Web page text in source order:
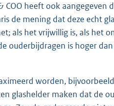
heeft ook aangegeven
de mening dat deze echt
als het vrijwillig is, als het
ouderbijdragen is hoger
worden,
glashelder maken dat de